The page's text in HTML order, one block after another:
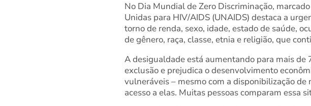
No Dia Mundial de Zero Discriminação,
Unidas para HIV/AIDS (UNAIDS) destaca a
torno de renda, sexo, idade, estado de saúde,
de gênero, raça, classe, etnia e religião, que
A desigualdade está aumentando para mais de
exclusão e prejudica o desenvolvimento
vulneráveis – mesmo com a disponibilização
acesso a elas. Muitas pessoas comparam essa